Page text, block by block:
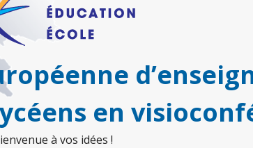
en
à vos idées !